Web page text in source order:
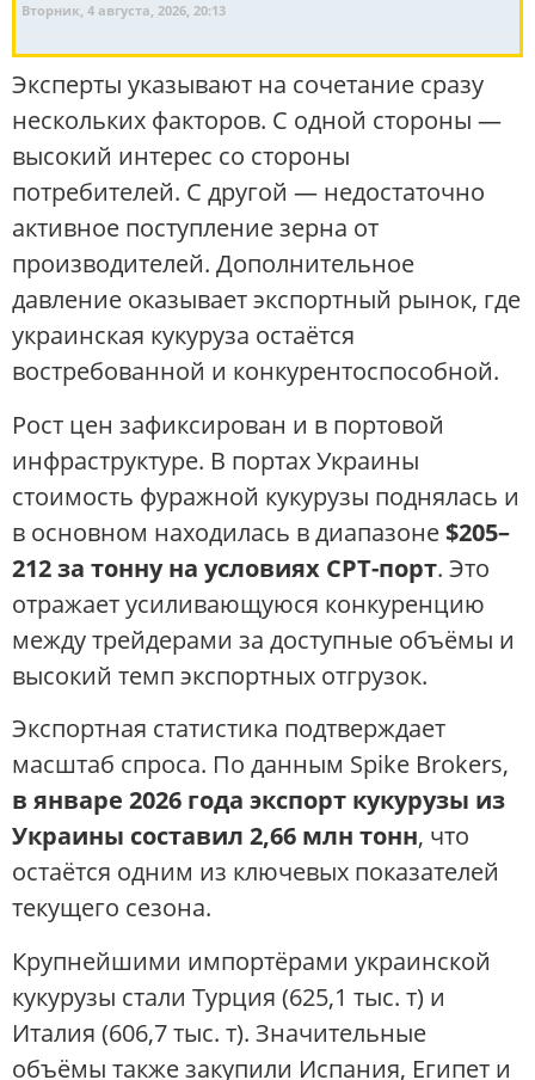
Вторник, 4 августа, 2026, 20:13
Эксперты указывают на сочетание сразу
нескольких факторов. С одной стороны —
высокий интерес со стороны
потребителей. С другой — недостаточно
активное поступление зерна от
производителей. Дополнительное
давление оказывает экспортный рынок, где
украинская кукуруза остаётся
востребованной и конкурентоспособной.
Рост цен зафиксирован и в портовой
инфраструктуре. В портах Украины
стоимость фуражной кукурузы поднялась и
в основном находилась в диапазоне$205–
212 за тонну на условиях СРТ-порт. Это
отражает усиливающуюся конкуренцию
между трейдерами за доступные объёмы и
высокий темп экспортных отгрузок.
Экспортная статистика подтверждает
масштаб спроса. По данным Spike Brokers,
в январе 2026 года экспорт кукурузы из
Украины составил 2,66 млн тонн, что
остаётся одним из ключевых показателей
текущего сезона.
Крупнейшими импортёрами украинской
кукурузы стали Турция (625,1 тыс. т) и
Италия (606,7 тыс. т). Значительные
объёмы также закупили Испания, Египет и